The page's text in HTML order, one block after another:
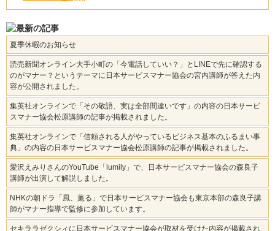
夏季休暇のお知らせ
読売新聞オンライン大手小町の「今電話していい？」とLINEで先に確認する
のがマナー？というテーマに日本サービスマナー協会の宮内講師が答えた内
容が公開されました。
集英社オンラインで「その敬語、実は全部間違いです」の内容の日本サービ
スマナー協会松原講師の記事が掲載されました。
集英社オンラインで「信頼される人がやっているビジネス基本のふるまい事
典」の内容の日本サービスマナー協会松原講師の記事が掲載されました。
愛沢えみりさんのYouTube「lumily」で、日本サービスマナー協会の森良子
講師が出演して解説しました。
NHKの朝ドラ「風、薫る」で日本サービスマナー協会も東京本部の森良子講
師がマナー指導で監修に参加しています。
セキララゼクシィに日本サービスマナー協会が取材を受けた内容が掲載され